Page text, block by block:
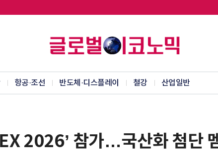
항공·조선 반도체·디스플레이 철강 산업일반
2026’ 참가…국산화 첨단